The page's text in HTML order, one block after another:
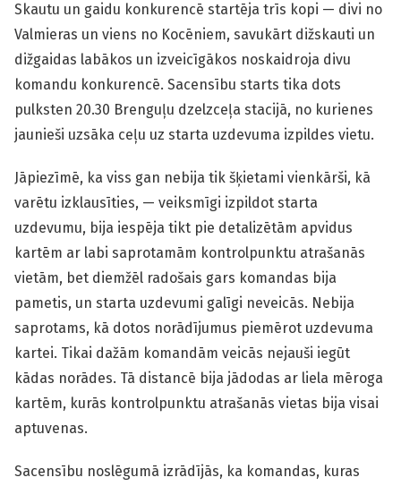
Skautu un gaidu konkurencē startēja trīs kopi — divi no
Valmieras un viens no Kocēniem, savukārt dižskauti un
dižgaidas labākos un izveicīgākos noskaidroja divu
komandu konkurencē. Sacensību starts tika dots
pulksten 20.30 Brenguļu dzelzceļa stacijā, no kurienes
jaunieši uzsāka ceļu uz starta uzdevuma izpildes vietu.
Jāpiezīmē, ka viss gan nebija tik šķietami vienkārši, kā
varētu izklausīties, — veiksmīgi izpildot starta
uzdevumu, bija iespēja tikt pie detalizētām apvidus
kartēm ar labi saprotamām kontrolpunktu atrašanās
vietām, bet diemžēl radošais gars komandas bija
pametis, un starta uzdevumi galīgi neveicās. Nebija
saprotams, kā dotos norādījumus piemērot uzdevuma
kartei. Tikai dažām komandām veicās nejauši iegūt
kādas norādes. Tā distancē bija jādodas ar liela mēroga
kartēm, kurās kontrolpunktu atrašanās vietas bija visai
aptuvenas.
Sacensību noslēgumā izrādījās, ka komandas, kuras